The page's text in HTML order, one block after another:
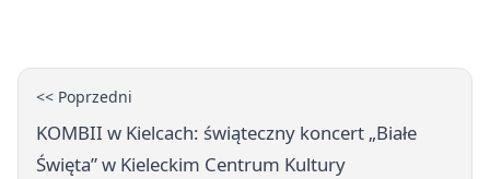
<< Poprzedni
KOMBII w Kielcach: świąteczny koncert „Białe
Święta” w Kieleckim Centrum Kultury